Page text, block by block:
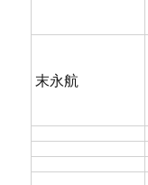
末永航